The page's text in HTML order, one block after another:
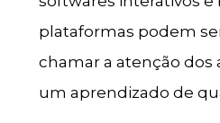
plataformas podem
chamar a atenção dos
um aprendizado de